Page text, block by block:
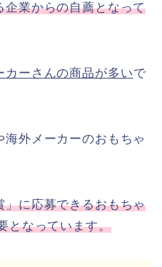
企業からの自薦となって
カーさんの商品が多いで
外メーカーのおもちゃ
」に応募できるおもちゃ
となっています。